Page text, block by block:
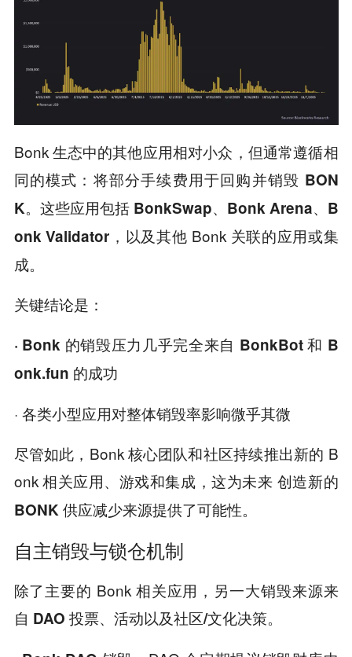
Bonk 生态中的其他应用相对小众，但通常遵循相
同的模式： 将部分手续费用于回购并销毁 BON
K。 这些应用包括 BonkSwap、Bonk Arena、B
onk Validator ，以及其他 Bonk 关联的应用或集
成。
关键结论是：
· Bonk 的销毁压力几乎完全来自 BonkBot 和 B
onk.fun 的成功
· 各类小型应用对整体销毁率影响微乎其微
尽管如此，Bonk 核心团队和社区持续推出新的 B
onk 相关应用、游戏和集成，这为未来 创造新的
BONK 供应减少来源提供了可能性。
自主销毁与锁仓机制
除了主要的 Bonk 相关应用，另一大销毁来源来
自 DAO 投票、活动以及社区/文化决策。